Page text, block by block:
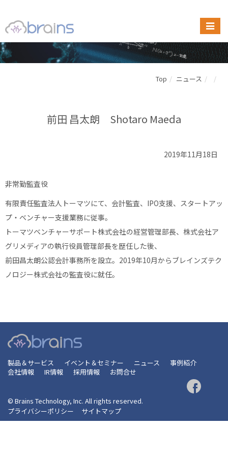
Top ニュース
前田 昌太朗 Shotaro Maeda
2019年11月18日
非常勤監査役
有限責任監査法人トーマツにて、会計監査、IPO支援、スタートアッ
プ・ベンチャー支援業務に従事。
トーマツベンチャーサポート株式会社の経営管理部長、株式会社ア
グリメディアの執行役員管理部長を歴任した後、
前田昌太朗公認会計事務所を設立。2019年10月からブレインズテク
ノロジー株式会社の監査役に就任。
製品＆サービス イベント＆セミナー ニュース
事例紹介
会社情報
IR情報 採用情報 お問合せ
© Brains Technology, Inc. All rights reserved.
プライバシーポリシー
サイトマップ